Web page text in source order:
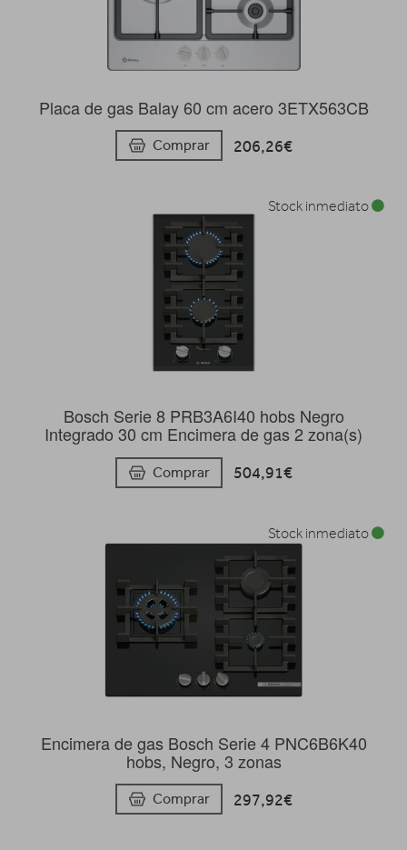
Placa de gas Balay 60 cm acero 3ETX563CB
Comprar 206,26€
Bosch Serie 8 PRB3A6I40 hobs Negro
Integrado 30 cm Encimera de gas 2 zona(s)
Comprar 504,91€
Stock inmediato
Encimera de gas Bosch Serie 4 PNC6B6K40
hobs, Negro, 3 zonas
Comprar 297,92€
Stock inmediato